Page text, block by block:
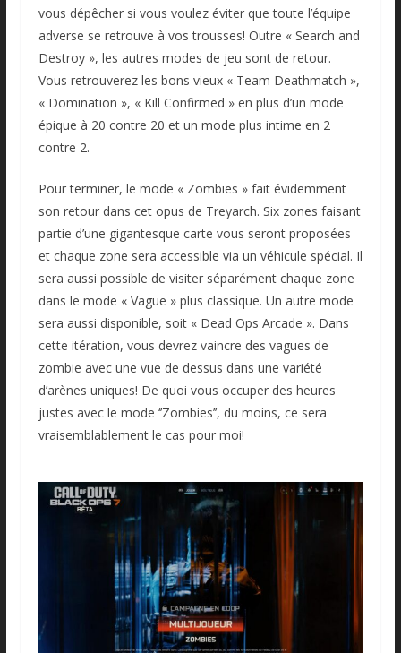
vous dépêcher si vous voulez éviter que toute l’équipe
adverse se retrouve à vos trousses! Outre « Search and
Destroy », les autres modes de jeu sont de retour.
Vous retrouverez les bons vieux « Team Deathmatch »,
« Domination », « Kill Confirmed » en plus d’un mode
épique à 20 contre 20 et un mode plus intime en 2
contre 2.
Pour terminer, le mode « Zombies » fait évidemment
son retour dans cet opus de Treyarch. Six zones faisant
partie d’une gigantesque carte vous seront proposées
et chaque zone sera accessible via un véhicule spécial. Il
sera aussi possible de visiter séparément chaque zone
dans le mode « Vague » plus classique. Un autre mode
sera aussi disponible, soit « Dead Ops Arcade ». Dans
cette itération, vous devrez vaincre des vagues de
zombie avec une vue de dessus dans une variété
d’arènes uniques! De quoi vous occuper des heures
justes avec le mode ‘’Zombies’’, du moins, ce sera
vraisemblablement le cas pour moi!